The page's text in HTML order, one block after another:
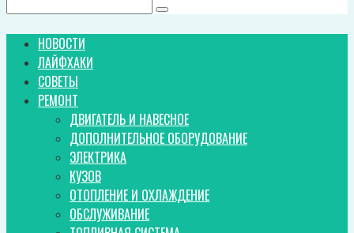
НОВОСТИ
ЛАЙФХАКИ
СОВЕТЫ
РЕМОНТ
ДВИГАТЕЛЬ И НАВЕСНОЕ
ДОПОЛНИТЕЛЬНОЕ ОБОРУДОВАНИЕ
ЭЛЕКТРИКА
КУЗОВ
ОТОПЛЕНИЕ И ОХЛАЖДЕНИЕ
ОБСЛУЖИВАНИЕ